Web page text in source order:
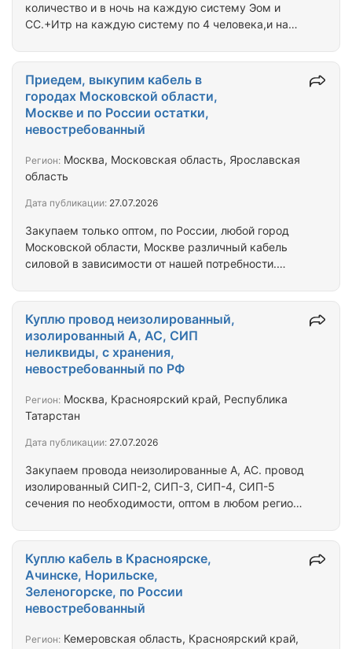
количество и в ночь на каждую систему Эом и
СС.+Итр на каждую систему по 4 человека,и на
Закупаем только оптом, по России, любой город
Московской области, Москве различный кабель
силовой в зависимости от нашей потребности.
информация: перечень, метражи, года
производства, исполнение гост или ту, фото
этикеток. общие фото. город отгрузки. Купим
разный электроизоляционный, изоляционный
материал. Для связи: почта, ватсап, вайбер,
телеграм
Приедем, выкупим кабель в
городах Московской области,
Москве и по России остатки,
невостребованный
Регион: Москва, Московская область, Ярославская
область
Дата публикации: 27.07.2026
Закупаем провода неизолированные А, АС. провод
изолированный СИП-2, СИП-3, СИП-4, СИП-5
сечения по необходимости, оптом в любом регионе
хранения. от вас информация: фото маркировки,
этикетки, сечения, метражи, год, завод, город
отгрузки. Так же закупаем разный
электроизоляционный, изоляционный материал.
Для связи: ватсап, телеграм, вайбер, почта
Куплю провод неизолированный,
изолированный А, АС, СИП
неликвиды, с хранения,
невостребованный по РФ
Регион: Москва, Красноярский край, Республика
Татарстан
Дата публикации: 27.07.2026
Куплю кабель в Красноярске,
Ачинске, Норильске,
Зеленогорске, по России
невостребованный
Регион: Кемеровская область, Красноярский край,